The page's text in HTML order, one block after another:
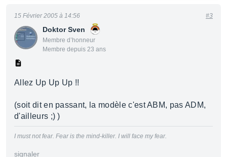
Doktor Sven
Membre d’honneur
Membre depuis 23 ans
15 Février 2005 à 14:56 #3
Allez Up Up Up !!
(soit dit en passant, la modèle c'est ABM, pas ADM,
d'ailleurs ;) )
I must not fear. Fear is the mind-killer. I will face my fear.
signaler